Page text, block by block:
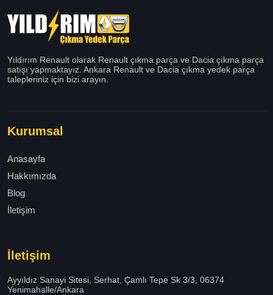
Yıldırım Renault olarak Renault çıkma parça ve Dacia çıkma parça
satışı yapmaktayız. Ankara Renault ve Dacia çıkma yedek parça
talepleriniz için bizi arayın.
Kurumsal
Anasayfa
Hakkımızda
Blog
İletişim
İletişim
Ayyıldız Sanayi Sitesi, Serhat, Çamlı Tepe Sk 3/3, 06374
Yenimahalle/Ankara